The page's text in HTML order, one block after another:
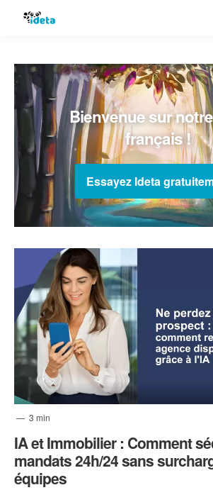
Bienvenue sur
français !
Essayez Ideta
3 min
​IA et Immobilier : Comment
mandats 24h/24 sans
équipes